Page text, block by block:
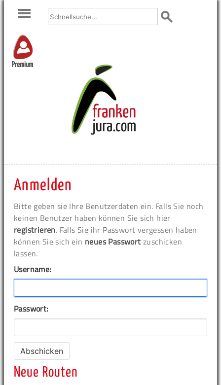
Premium
Anmelden
Bitte geben sie Ihre Benutzerdaten ein. Falls Sie noch
keinen Benutzer haben können Sie sich hier
registrieren. Falls Sie ihr Passwort vergessen haben
können Sie sich ein neues Passwort zuschicken
lassen.
Username:
Passwort:
Neue Routen